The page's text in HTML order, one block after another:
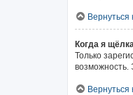
Вернуться
Когда я
Только
возможность.
Вернуться